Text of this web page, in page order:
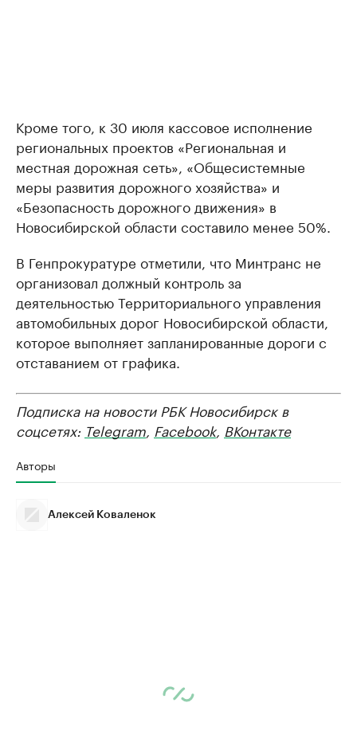
Кроме того, к 30 июля кассовое исполнение
региональных проектов «Региональная и
местная дорожная сеть», «Общесистемные
меры развития дорожного хозяйства» и
«Безопасность дорожного движения» в
Новосибирской области составило менее 50%.
В Генпрокуратуре отметили, что Минтранс не
организовал должный контроль за
деятельностью Территориального управления
автомобильных дорог Новосибирской области,
которое выполняет запланированные дороги с
отставанием от графика.
Подписка на новости РБК Новосибирск в
соцсетях: Telegram Facebook, ВКонтакте
Авторы
Алексей Коваленок